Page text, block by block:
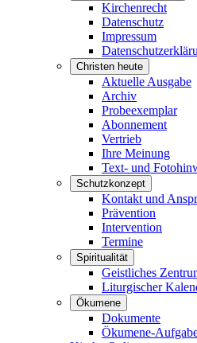
Kirchenrecht
Datenschutz
Impressum
Christen heute
Aktuelle Ausgabe
Archiv
Probeexemplar
Abonnement
Vertrieb
Ihre Meinung
Text- und
Schutzkonzept
Kontakt und
Prävention
Intervention
Termine
Spiritualität
Geistliches
Liturgischer
Ökumene
Dokumente
Ökumene-